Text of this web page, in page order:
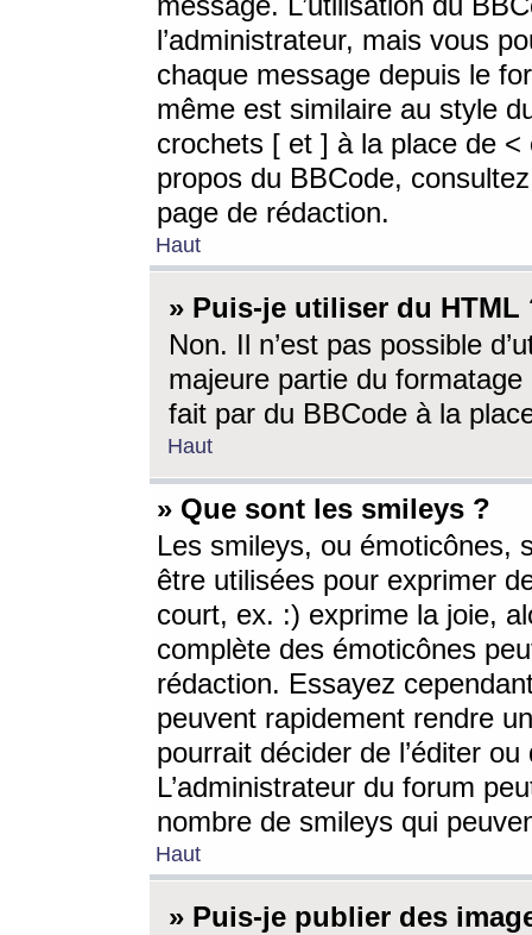
l’administrateur, mais vous
chaque message depuis le
même est similaire au style
crochets [ et ] à la place de <
propos du BBCode,
page de rédaction.
Haut
» Puis-je utiliser du HTML
Non. Il n’est pas possible
majeure partie du
fait par du BBCode à la
Haut
» Que sont les smileys ?
Les smileys, ou émoticônes,
être utilisées pour exprimer
court, ex. :) exprime la joie,
complète des émoticônes
rédaction. Essayez
peuvent rapidement rendre
pourrait décider de l’éditer
L’administrateur du forum
nombre de smileys qui
Haut
» Puis-je publier des